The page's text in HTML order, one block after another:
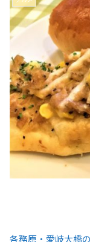
各務原・愛岐大橋